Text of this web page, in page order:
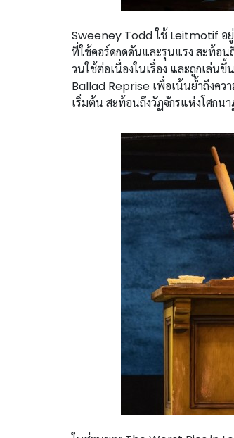
Sweeney Todd ใช้ Leitmotif อ
ที่ใช้คอร์ดกดดันและรุนแรง สะท้อน
วนใช้ต่อเนื่องในเรื่อง และถูกเล่
Ballad Reprise เพื่อเน้นย้ำถึงคว
เริ่มต้น สะท้อนถึงวัฏจักรแห่งโศกนา